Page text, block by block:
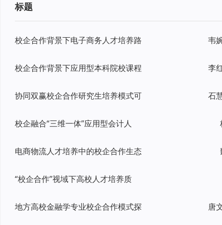
标题
校企合作背景下电子商务人才培养路
校企合作背景下应用型本科院校课程 李
协同双赢校企合作研究生培养模式可
校企融合“三维一体”应用型会计人
电商物流人才培养中的校企合作生态
“校企合作”视域下高校人才培养质
地方高校金融学专业校企合作模式探 唐